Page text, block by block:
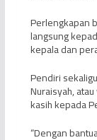
Perlengkapan
langsung
kepala dan
Pendiri
Nuraisyah,
kasih kepada
“Dengan